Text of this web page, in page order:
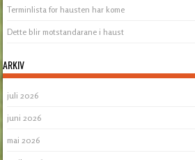
Terminlista for hausten har kome
Dette blir motstandarane i haust
ARKIV
juli 2026
juni 2026
mai 2026